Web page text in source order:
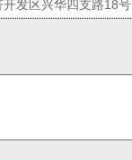
发区兴华四支路18号